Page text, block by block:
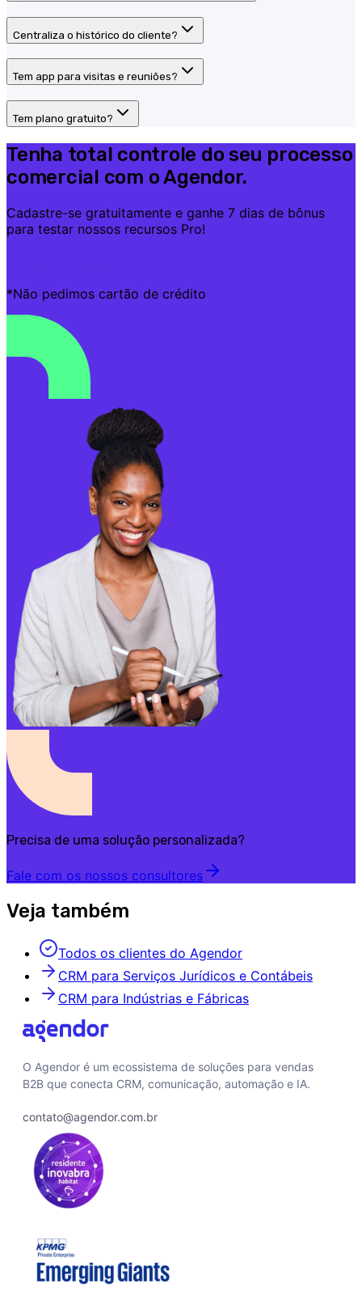
Centraliza o histórico do cliente?
Tem app para visitas e reuniões?
Tem plano gratuito?
Tenha total controle do seu processo
comercial com o Agendor.
Cadastre-se gratuitamente e ganhe 7 dias de bônus
para testar nossos recursos Pro!
*Não pedimos cartão de crédito
Precisa de uma solução personalizada?
Fale com os nossos consultores
Veja também
Todos os clientes do Agendor
CRM para Serviços Jurídicos e Contábeis
CRM para Indústrias e Fábricas
O Agendor é um ecossistema de soluções para vendas
B2B que conecta CRM, comunicação, automação e IA.
contato@agendor.com.br